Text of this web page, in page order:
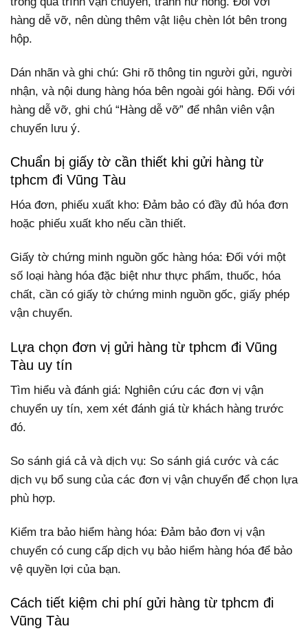
hàng dễ vỡ, nên dùng thêm vật liệu chèn lót bên trong
hộp.
Dán nhãn và ghi chú: Ghi rõ thông tin người gửi, người
nhận, và nội dung hàng hóa bên ngoài gói hàng. Đối với
hàng dễ vỡ, ghi chú “Hàng dễ vỡ” để nhân viên vận
chuyển lưu ý.
Chuẩn bị giấy tờ cần thiết khi gửi hàng từ
tphcm đi Vũng Tàu
Hóa đơn, phiếu xuất kho: Đảm bảo có đầy đủ hóa đơn
hoặc phiếu xuất kho nếu cần thiết.
Giấy tờ chứng minh nguồn gốc hàng hóa: Đối với một
số loại hàng hóa đặc biệt như thực phẩm, thuốc, hóa
chất, cần có giấy tờ chứng minh nguồn gốc, giấy phép
vận chuyển.
Lựa chọn đơn vị gửi hàng từ tphcm đi Vũng
Tàu uy tín
Tìm hiểu và đánh giá: Nghiên cứu các đơn vị vận
chuyển uy tín, xem xét đánh giá từ khách hàng trước
đó.
So sánh giá cả và dịch vụ: So sánh giá cước và các
dịch vụ bổ sung của các đơn vị vận chuyển để chọn lựa
phù hợp.
Kiểm tra bảo hiểm hàng hóa: Đảm bảo đơn vị vận
chuyển có cung cấp dịch vụ bảo hiểm hàng hóa để bảo
vệ quyền lợi của bạn.
Cách tiết kiệm chi phí gửi hàng từ tphcm đi
Vũng Tàu